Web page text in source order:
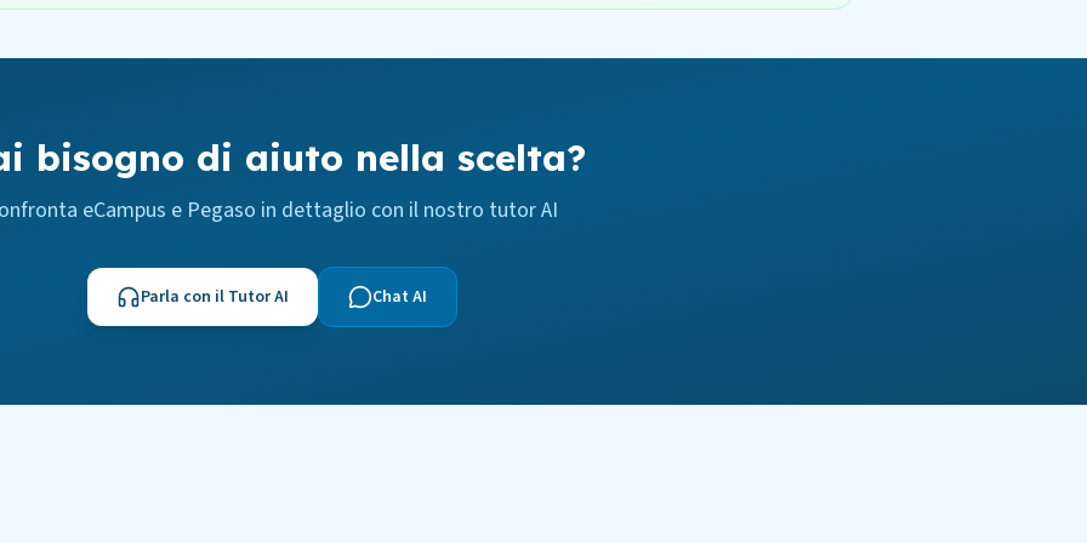
bisogno di aiuto nella scelta?
eCampus e Pegaso in dettaglio con il nostro tutor AI
Parla con il Tutor AI Chat AI